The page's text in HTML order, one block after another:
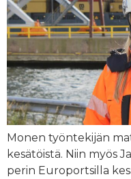
Monen työntekijän
kesätöistä. Niin myös
perin Europortsilla